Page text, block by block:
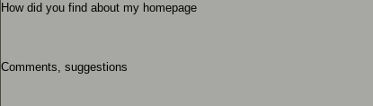
How did you find about my homepage
Comments, suggestions